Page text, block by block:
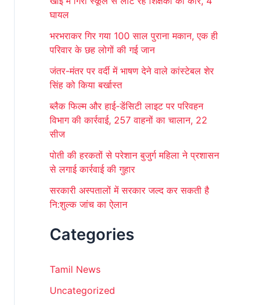
घायल
भरभराकर गिर गया 100 साल पुराना मकान, एक ही
परिवार के छह लोगों की गई जान
जंतर-मंतर पर वर्दी में भाषण देने वाले कांस्टेबल शेर
सिंह को किया बर्खास्त
ब्लैक फिल्म और हाई-डेंसिटी लाइट पर परिवहन
विभाग की कार्रवाई, 257 वाहनों का चालान, 22
सीज
पोती की हरकतों से परेशान बुजुर्ग महिला ने प्रशासन
से लगाई कार्रवाई की गुहार
सरकारी अस्पतालों में सरकार जल्द कर सकती है
नि:शुल्क जांच का ऐलान
Categories
Tamil News
Uncategorized